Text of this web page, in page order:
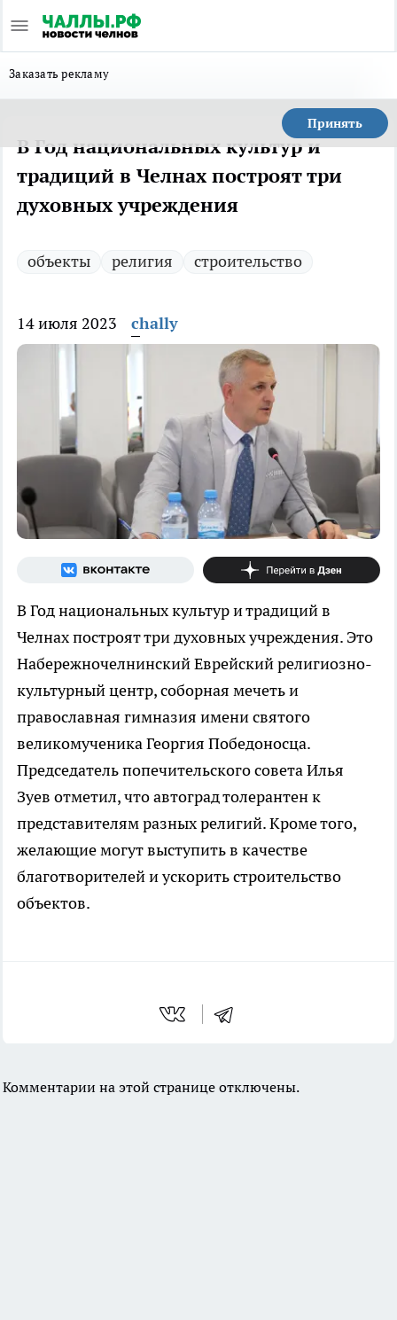
Заказать рекламу
Принять
В Год национальных культур и
традиций в Челнах построят три
духовных учреждения
объекты религия строительство
14 июля 2023 chally
В Год национальных культур и традиций в
Челнах построят три духовных учреждения. Это
Набережночелнинский Еврейский религиозно-
культурный центр, соборная мечеть и
православная гимназия имени святого
великомученика Георгия Победоносца.
Председатель попечительского совета Илья
Зуев отметил, что автоград толерантен к
представителям разных религий. Кроме того,
желающие могут выступить в качестве
благотворителей и ускорить строительство
объектов.
Комментарии на этой странице отключены.